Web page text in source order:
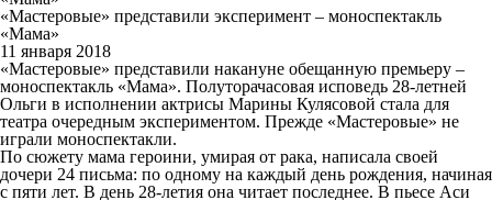
«Мастеровые» представили эксперимент – моноспектакль
«Мама»
11 января 2018
«Мастеровые» представили накануне обещанную премьеру –
моноспектакль «Мама». Полуторачасовая исповедь 28-летней
Ольги в исполнении актрисы Марины Кулясовой стала для
театра очередным экспериментом. Прежде «Мастеровые» не
играли моноспектакли.
По сюжету мама героини, умирая от рака, написала своей
дочери 24 письма: по одному на каждый день рождения, начиная
с пяти лет. В день 28-летия она читает последнее. В пьесе Аси